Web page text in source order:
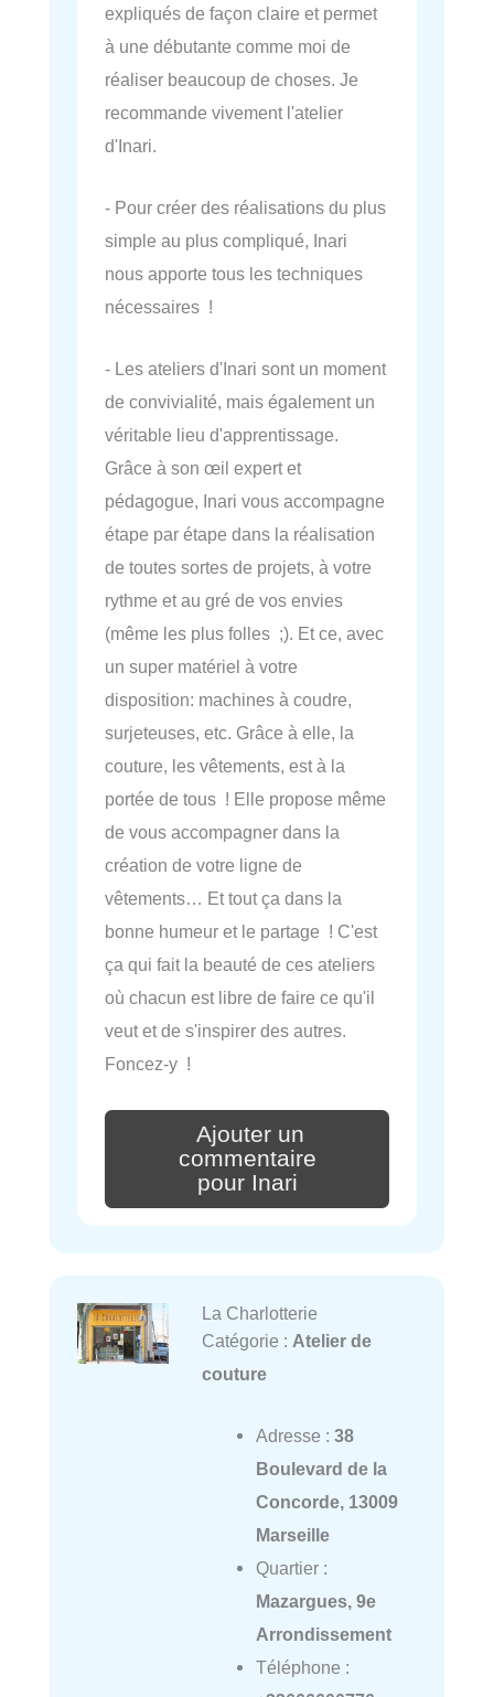
expliqués de façon claire et permet
à une débutante comme moi de
réaliser beaucoup de choses. Je
recommande vivement l'atelier
d'Inari.
- Pour créer des réalisations du plus
simple au plus compliqué, Inari
nous apporte tous les techniques
nécessaires !
- Les ateliers d'Inari sont un moment
de convivialité, mais également un
véritable lieu d'apprentissage.
Grâce à son œil expert et
pédagogue, Inari vous accompagne
étape par étape dans la réalisation
de toutes sortes de projets, à votre
rythme et au gré de vos envies
(même les plus folles ;). Et ce, avec
un super matériel à votre
disposition: machines à coudre,
surjeteuses, etc. Grâce à elle, la
couture, les vêtements, est à la
portée de tous ! Elle propose même
de vous accompagner dans la
création de votre ligne de
vêtements… Et tout ça dans la
bonne humeur et le partage ! C'est
ça qui fait la beauté de ces ateliers
où chacun est libre de faire ce qu'il
veut et de s'inspirer des autres.
Foncez-y !
Ajouter un
commentaire
pour Inari
La Charlotterie
Catégorie : Atelier de
couture
Adresse : 38
Boulevard de la
Concorde, 13009
Marseille
Quartier :
Mazargues, 9e
Arrondissement
Téléphone :